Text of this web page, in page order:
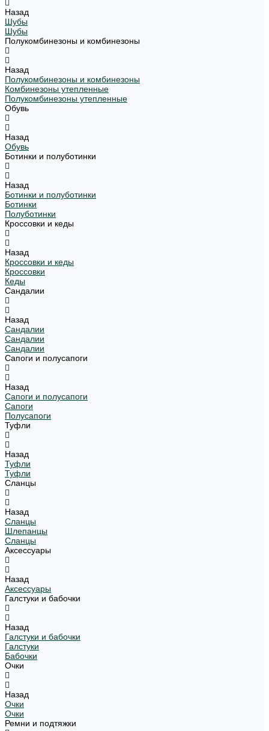
Назад
Шубы
Шубы
Полукомбинезоны и комбинезоны
Назад
Полукомбинезоны и комбинезоны
Комбинезоны утепленные
Полукомбинезоны утепленные
Обувь
Назад
Обувь
Ботинки и полуботинки
Назад
Ботинки и полуботинки
Ботинки
Полуботинки
Кроссовки и кеды
Назад
Кроссовки и кеды
Кроссовки
Кеды
Сандалии
Назад
Сандалии
Сандалии
Сандалии
Сапоги и полусапоги
Назад
Сапоги и полусапоги
Сапоги
Полусапоги
Туфли
Назад
Туфли
Туфли
Сланцы
Назад
Сланцы
Шлепанцы
Сланцы
Аксессуары
Назад
Аксессуары
Галстуки и бабочки
Назад
Галстуки и бабочки
Галстуки
Бабочки
Очки
Назад
Очки
Очки
Ремни и подтяжки